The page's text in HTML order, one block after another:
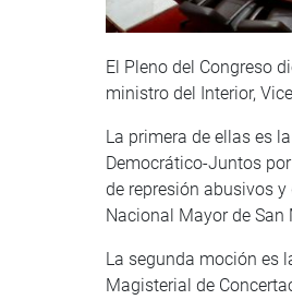
El Pleno del Congreso
ministro del Interior,
La primera de ellas es
Democrático-Juntos
de represión abusivos
Nacional Mayor de San
La segunda moción es
Magisterial de